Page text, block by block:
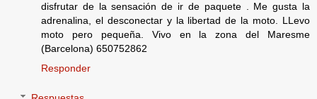
disfrutar de la sensación de ir de paquete . Me gusta la
adrenalina, el desconectar y la libertad de la moto. LLevo
moto pero pequeña. Vivo en la zona del Maresme
(Barcelona) 650752862
Responder